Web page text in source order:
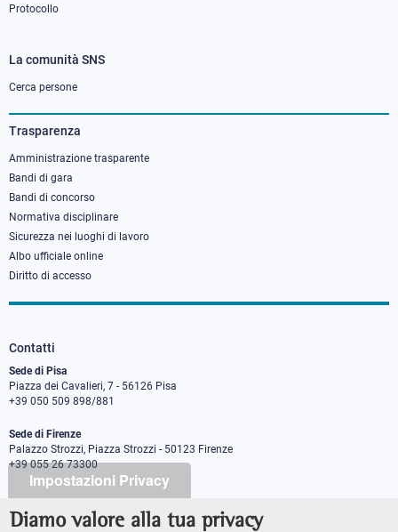
Impostazioni Privacy
Diamo valore alla tua privacy
Protocollo
Footer
column
3
La comunità SNS
Cerca persone
Trasparenza
Amministrazione trasparente
Bandi di gara
Bandi di concorso
Normativa disciplinare
Sicurezza nei luoghi di lavoro
Albo ufficiale online
Diritto di accesso
Contatti
Sede di Pisa
Piazza dei Cavalieri, 7 - 56126 Pisa
+39 050 509 898/881
Sede di Firenze
Palazzo Strozzi, Piazza Strozzi - 50123 Firenze
+39 055 26 73300
PEC protocollo@pec.sns.it